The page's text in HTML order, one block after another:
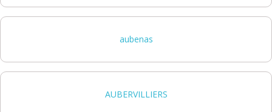
aubenas
AUBERVILLIERS